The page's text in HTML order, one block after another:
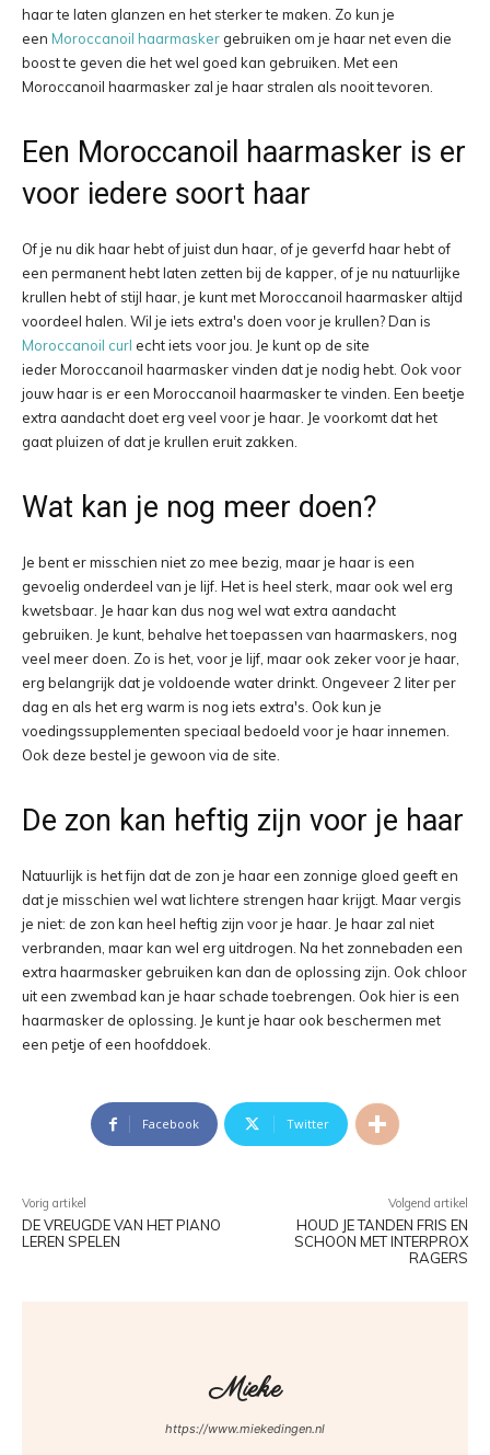
haar te laten glanzen en het sterker te maken. Zo kun je
een Moroccanoil haarmasker gebruiken om je haar net even die
boost te geven die het wel goed kan gebruiken. Met een
Moroccanoil haarmasker zal je haar stralen als nooit tevoren.
Een Moroccanoil haarmasker is er
voor iedere soort haar
Of je nu dik haar hebt of juist dun haar, of je geverfd haar hebt of
een permanent hebt laten zetten bij de kapper, of je nu natuurlijke
krullen hebt of stijl haar, je kunt met Moroccanoil haarmasker altijd
voordeel halen. Wil je iets extra's doen voor je krullen? Dan is
Moroccanoil curl echt iets voor jou. Je kunt op de site
ieder Moroccanoil haarmasker vinden dat je nodig hebt. Ook voor
jouw haar is er een Moroccanoil haarmasker te vinden. Een beetje
extra aandacht doet erg veel voor je haar. Je voorkomt dat het
gaat pluizen of dat je krullen eruit zakken.
Wat kan je nog meer doen?
Je bent er misschien niet zo mee bezig, maar je haar is een
gevoelig onderdeel van je lijf. Het is heel sterk, maar ook wel erg
kwetsbaar. Je haar kan dus nog wel wat extra aandacht
gebruiken. Je kunt, behalve het toepassen van haarmaskers, nog
veel meer doen. Zo is het, voor je lijf, maar ook zeker voor je haar,
erg belangrijk dat je voldoende water drinkt. Ongeveer 2 liter per
dag en als het erg warm is nog iets extra's. Ook kun je
voedingssupplementen speciaal bedoeld voor je haar innemen.
Ook deze bestel je gewoon via de site.
De zon kan heftig zijn voor je haar
Natuurlijk is het fijn dat de zon je haar een zonnige gloed geeft en
dat je misschien wel wat lichtere strengen haar krijgt. Maar vergis
je niet: de zon kan heel heftig zijn voor je haar. Je haar zal niet
verbranden, maar kan wel erg uitdrogen. Na het zonnebaden een
extra haarmasker gebruiken kan dan de oplossing zijn. Ook chloor
uit een zwembad kan je haar schade toebrengen. Ook hier is een
haarmasker de oplossing. Je kunt je haar ook beschermen met
een petje of een hoofddoek.
Facebook Twitter
Vorig artikel
DE VREUGDE VAN HET PIANO
LEREN SPELEN
Volgend artikel
HOUD JE TANDEN FRIS EN
SCHOON MET INTERPROX
RAGERS
Mieke
https://www.miekedingen.nl